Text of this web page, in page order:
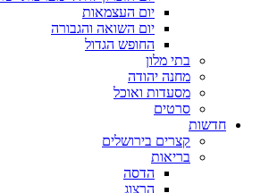
יום העצמאות
יום השואה והגבורה
החופש הגדול
בתי מלון
מחנה יהודה
מסעדות ואוכל
סרטים
חדשות
קצרים בירושלים
בריאות
הדסה
הרצוג